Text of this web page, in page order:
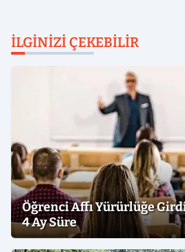
İLGINIZI ÇEKEBILIR
Öğrenci Affı Yürürlüğe
4 Ay Süre